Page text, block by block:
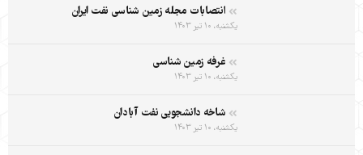
انتصابات مجله زمین شناسی نفت ایران
یکشنبه، ۱۰ تیر ۱۴۰۳
غرفه زمین شناسی
یکشنبه، ۱۰ تیر ۱۴۰۳
شاخه دانشجویی نفت آبادان
یکشنبه، ۱۰ تیر ۱۴۰۳